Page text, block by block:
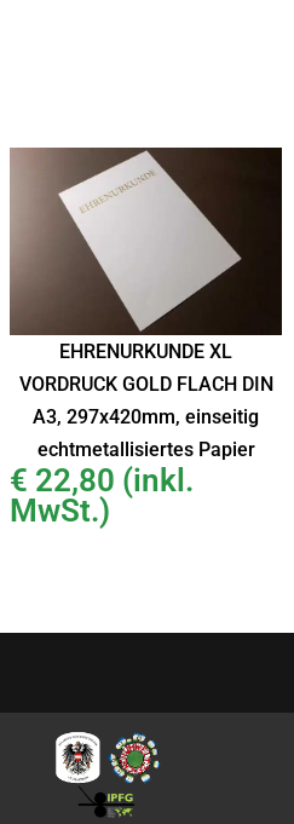
EHRENURKUNDE XL
VORDRUCK GOLD FLACH DIN
A3, 297x420mm, einseitig
echtmetallisiertes Papier
€ 22,80 (inkl.
MwSt.)